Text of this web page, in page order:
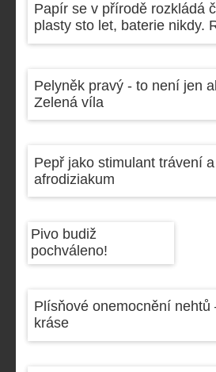
Papír se v přírodě rozkládá
plasty sto let, baterie nikdy.
Pelyněk pravý - to není jen
Zelená víla
Pepř jako stimulant trávení
afrodiziakum
Pivo budiž
pochváleno!
Plísňové onemocnění nehtů
kráse